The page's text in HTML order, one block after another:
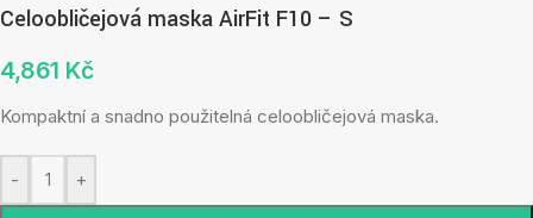
Celoobličejová maska AirFit F10 – S
4,861 Kč
Kompaktní a snadno použitelná celoobličejová maska.
- +